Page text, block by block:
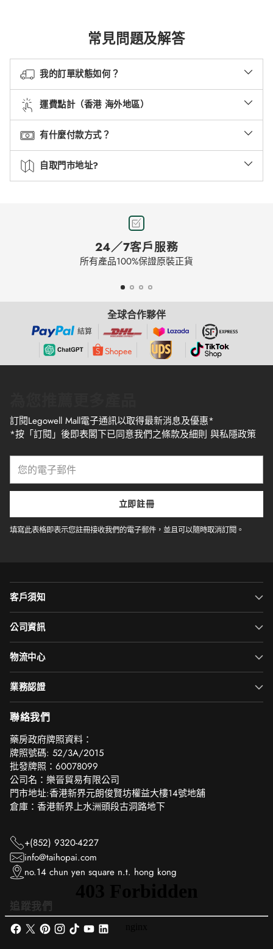
常見問題及解答
我的訂單狀態如何？
運費點計（香港 海外地區）
有什麼付款方式？
自取門市地址?
24／7客戶服務
所有產品100%保證原裝正貨
全球合作夥伴
結算
訂閱Legowell Mall電子通訊以取得最新消息及優惠*
*按「訂閱」後即表閣下已同意我們之條款及細則 與私隱政策
電
郵
件
立即註冊
填寫此表格即表示您註冊接收我們的電子郵件，並且可以隨時取消訂閱。
客戶須知
公司資訊
物流中心
業務認證
聯絡我們
‎藥房政府牌照資料：
牌照號碼: 52/3A/2015
批發牌照：60078099
公司名：樂晉貿易有限公司
門市地址:香港新界元朗俊賢坊權益大樓14號地舖
倉庫：香港新界上水洲頭段古洞路地下
+(852) 9320-4227
info@taihopai.com
no.14 chun yen square n.t. hong kong
追蹤我們